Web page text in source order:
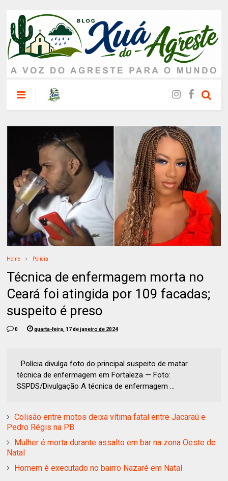
Home Policia
Técnica de enfermagem morta no
Ceará foi atingida por 109 facadas;
suspeito é preso
0 quarta-feira, 17 de janeiro de 2024
Polícia divulga foto do principal suspeito de matar
técnica de enfermagem em Fortaleza — Foto:
SSPDS/Divulgação A técnica de enfermagem ...
Colisão entre motos deixa vítima fatal entre Jacaraú e
Pedro Régis na PB
Mulher é morta durante assalto em bar na zona Oeste de
Natal
Homem é executado no bairro Nazaré em Natal